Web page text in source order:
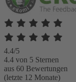
4.4/5
4.4 von 5 Sternen
aus 60 Bewertungen
(letzte 12 Monate)